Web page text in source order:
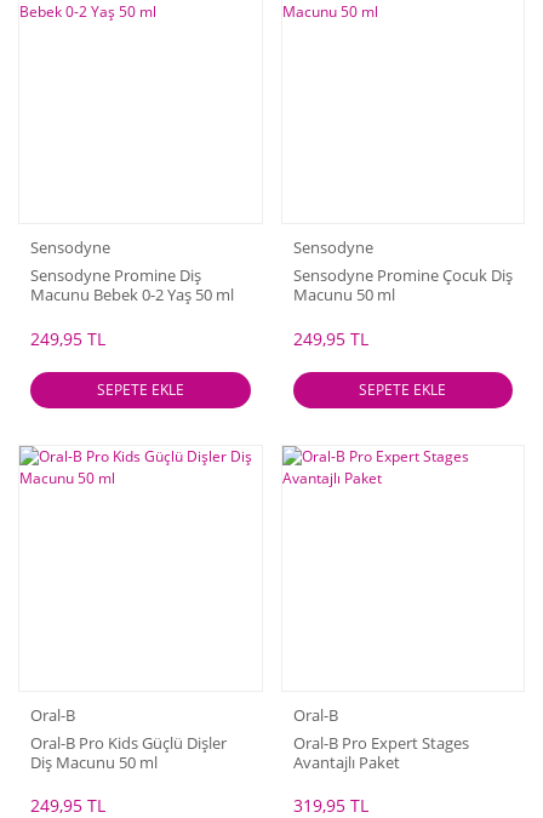
Sensodyne
Sensodyne Promine Diş
Macunu Bebek 0-2 Yaş 50 ml
249,95 TL
SEPETE EKLE
Sensodyne
Sensodyne Promine Çocuk Diş
Macunu 50 ml
249,95 TL
SEPETE EKLE
Oral-B
Oral-B Pro Kids Güçlü Dişler
Diş Macunu 50 ml
249,95 TL
Oral-B
Oral-B Pro Expert Stages
Avantajlı Paket
319,95 TL